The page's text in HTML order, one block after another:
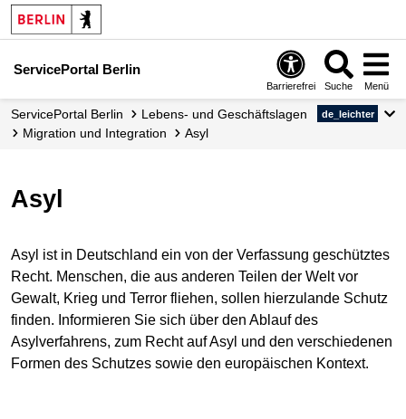
ServicePortal Berlin
Barrierefrei Suche Menü
ServicePortal Berlin
Lebens- und Geschäftslagen
Migration und Integration
Asyl
de_leichter
Asyl
Asyl ist in Deutschland ein von der Verfassung geschütztes
Recht. Menschen, die aus anderen Teilen der Welt vor
Gewalt, Krieg und Terror fliehen, sollen hierzulande Schutz
finden. Informieren Sie sich über den Ablauf des
Asylverfahrens, zum Recht auf Asyl und den verschiedenen
Formen des Schutzes sowie den europäischen Kontext.